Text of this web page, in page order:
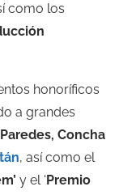
como los
honoríficos
a grandes
Concha
, así como el
y el ‘Premio